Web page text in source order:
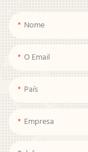
Nome
O Email
País
Empresa